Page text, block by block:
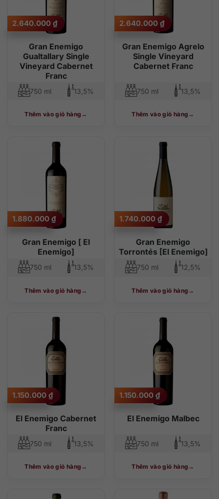
Gran Enemigo
Gualtallary Single
Vineyard Cabernet
Franc
2.640.000 ₫
750 ml 13,5%
Thêm vào giỏ hàng
Gran Enemigo Agrelo
Single Vineyard
Cabernet Franc
2.640.000 ₫
750 ml 13,5%
Thêm vào giỏ hàng
Gran Enemigo [ El
Enemigo]
1.880.000 ₫
750 ml 13,5%
Thêm vào giỏ hàng
Gran Enemigo
Torrontés [El Enemigo]
1.740.000 ₫
750 ml 12,5%
Thêm vào giỏ hàng
El Enemigo Cabernet
Franc
1.150.000 ₫
750 ml 13,5%
Thêm vào giỏ hàng
El Enemigo Malbec
1.150.000 ₫
750 ml 13,5%
Thêm vào giỏ hàng